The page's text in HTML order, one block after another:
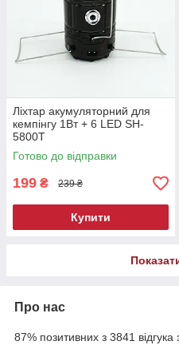
Ліхтар акумуляторний для
кемпінгу 1Вт + 6 LED SH-
5800T
Готово до відправки
199 ₴ 239 ₴
Купити
Про нас
87% позитивних з 3841 відгука